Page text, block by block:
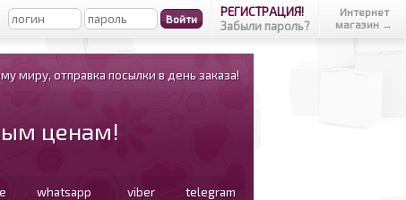
РЕГИСТРАЦИЯ!
Забыли пароль?
Интернет
магазин →
миру, отправка посылки в день заказа!
ценам!
whatsapp viber telegram